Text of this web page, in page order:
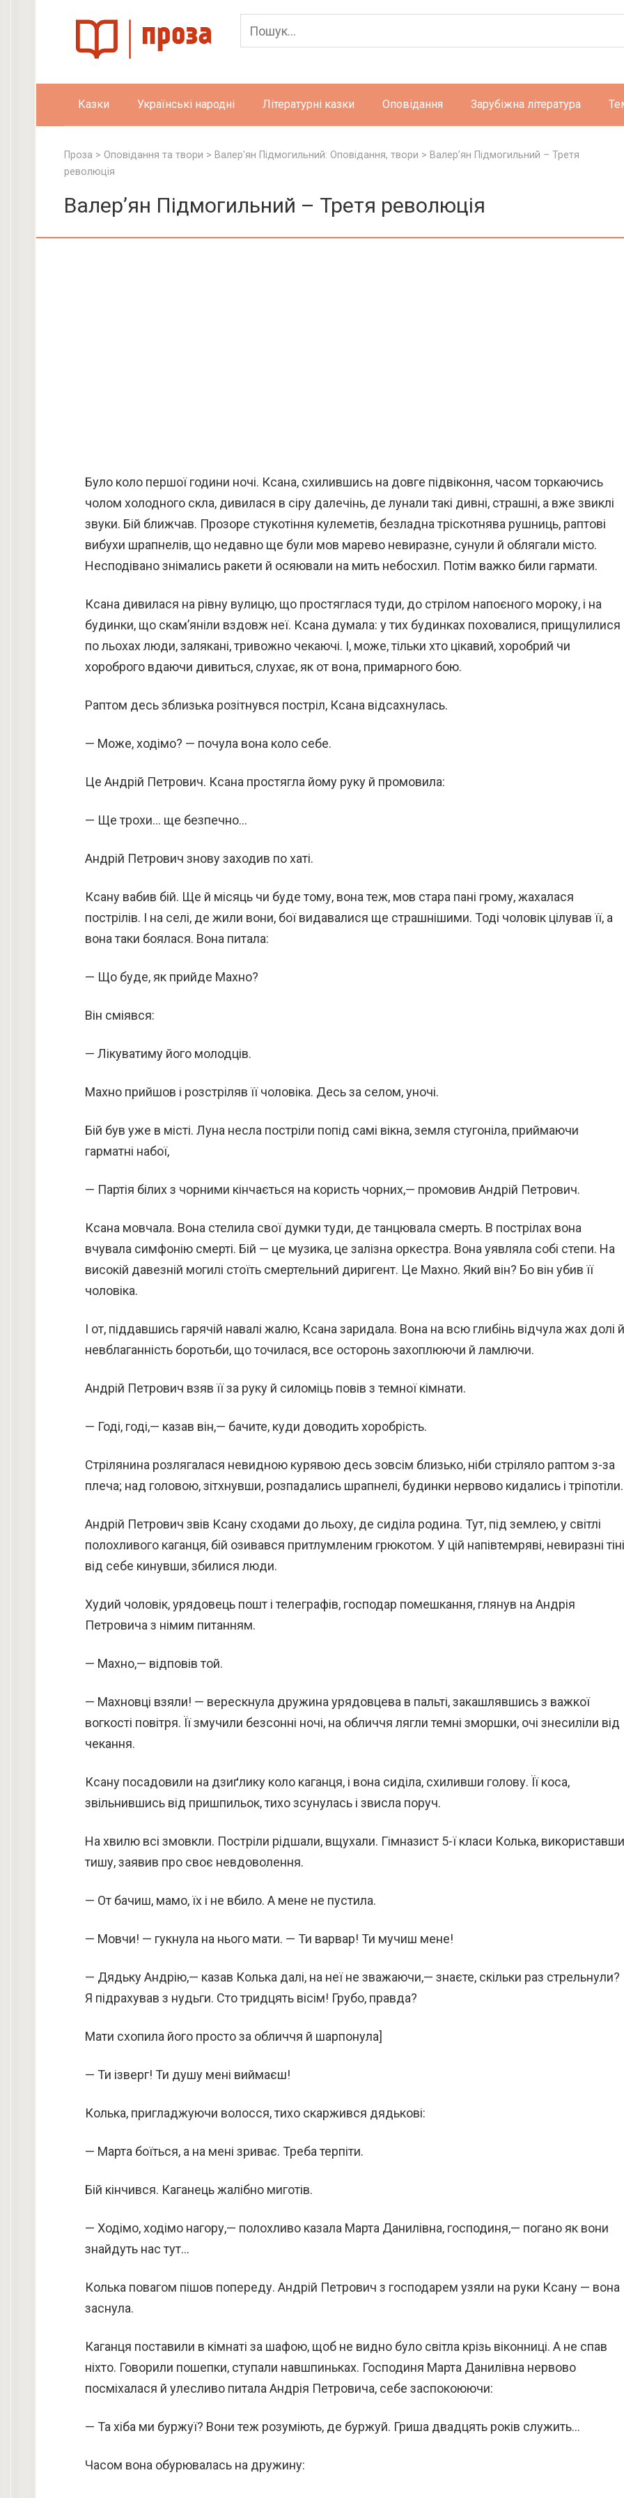
Казки Українські народні Літературні казки Оповідання Зарубіжна література
Проза > Оповідання та твори > Валер'ян Підмогильний: Оповідання, твори > Валер’ян Підмогильний – Третя
революція
Валер’ян Підмогильний – Третя революція
Було коло першої години ночі. Ксана, схилившись на довге підвіконня, часом торкаючись
чолом холодного скла, дивилася в сіру далечінь, де лунали такі дивні, страшні, а вже звиклі
звуки. Бій ближчав. Прозоре стукотіння кулеметів, безладна тріскотнява рушниць, раптові
вибухи шрапнелів, що недавно ще були мов марево невиразне, сунули й облягали місто.
Несподівано знімались ракети й осяювали на мить небосхил. Потім важко били гармати.
Ксана дивилася на рівну вулицю, що простяглася туди, до стрілом напоєного мороку, і на
будинки, що скам’яніли вздовж неї. Ксана думала: у тих будинках поховалися, прищулилися
по льохах люди, залякані, тривожно чекаючі. І, може, тільки хто цікавий, хоробрий чи
хороброго вдаючи дивиться, слухає, як от вона, примарного бою.
Раптом десь зблизька розітнувся постріл, Ксана відсахнулась.
— Може, ходімо? — почула вона коло себе.
Це Андрій Петрович. Ксана простягла йому руку й промовила:
— Ще трохи… ще безпечно…
Андрій Петрович знову заходив по хаті.
Ксану вабив бій. Ще й місяць чи буде тому, вона теж, мов стара пані грому, жахалася
пострілів. І на селі, де жили вони, бої видавалися ще страшнішими. Тоді чоловік цілував її, а
вона таки боялася. Вона питала:
— Що буде, як прийде Махно?
Він сміявся:
— Лікуватиму його молодців.
Махно прийшов і розстріляв її чоловіка. Десь за селом, уночі.
Бій був уже в місті. Луна несла постріли попід самі вікна, земля стугоніла, приймаючи
гарматні набої,
— Партія білих з чорними кінчається на користь чорних,— промовив Андрій Петрович.
Ксана мовчала. Вона стелила свої думки туди, де танцювала смерть. В пострілах вона
вчувала симфонію смерті. Бій — це музика, це залізна оркестра. Вона уявляла собі степи. На
високій давезній могилі стоїть смертельний диригент. Це Махно. Який він? Бо він убив її
чоловіка.
І от, піддавшись гарячій навалі жалю, Ксана заридала. Вона на всю глибінь відчула жах долі й
невблаганність боротьби, що точилася, все осторонь захоплюючи й ламлючи.
Андрій Петрович взяв її за руку й силоміць повів з темної кімнати.
— Годі, годі,— казав він,— бачите, куди доводить хоробрість.
Стрілянина розлягалася невидною курявою десь зовсім близько, ніби стріляло раптом з-за
плеча; над головою, зітхнувши, розпадались шрапнелі, будинки нервово кидались і тріпотіли.
Андрій Петрович звів Ксану сходами до льоху, де сиділа родина. Тут, під землею, у світлі
полохливого каганця, бій озивався притлумленим грюкотом. У цій напівтемряві, невиразні тіні
від себе кинувши, збилися люди.
Худий чоловік, урядовець пошт і телеграфів, господар помешкання, глянув на Андрія
Петровича з німим питанням.
— Махно,— відповів той.
— Махновці взяли! — верескнула дружина урядовцева в пальті, закашлявшись з важкої
вогкості повітря. Її змучили безсонні ночі, на обличчя лягли темні зморшки, очі знесиліли від
чекання.
Ксану посадовили на дзиґлику коло каганця, і вона сиділа, схиливши голову. Її коса,
звільнившись від пришпильок, тихо зсунулась і звисла поруч.
На хвилю всі змовкли. Постріли рідшали, вщухали. Гімназист 5-ї класи Колька, використавши
тишу, заявив про своє невдоволення.
— От бачиш, мамо, їх і не вбило. А мене не пустила.
— Мовчи! — гукнула на нього мати. — Ти варвар! Ти мучиш мене!
— Дядьку Андрію,— казав Колька далі, на неї не зважаючи,— знаєте, скільки раз стрельнули?
Я підрахував з нудьги. Сто тридцять вісім! Грубо, правда?
Мати схопила його просто за обличчя й шарпонула]
— Ти ізверг! Ти душу мені виймаєш!
Колька, пригладжуючи волосся, тихо скаржився дядькові:
— Марта боїться, а на мені зриває. Треба терпіти.
Бій кінчився. Каганець жалібно миготів.
— Ходімо, ходімо нагору,— полохливо казала Марта Данилівна, господиня,— погано як вони
знайдуть нас тут…
Колька повагом пішов попереду. Андрій Петрович з господарем узяли на руки Ксану — вона
заснула.
Каганця поставили в кімнаті за шафою, щоб не видно було світла крізь віконниці. А не спав
ніхто. Говорили пошепки, ступали навшпиньках. Господиня Марта Данилівна нервово
посміхалася й улесливо питала Андрія Петровича, себе заспокоюючи:
— Та хіба ми буржуї? Вони теж розуміють, де буржуй. Гриша двадцять років служить…
Часом вона обурювалась на дружину: